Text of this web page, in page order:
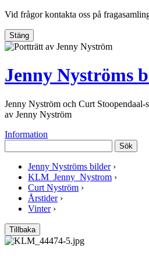
Vid frågor kontakta oss på
Stäng
Jenny Nyströms
Jenny Nyström och Curt Stoopendaal-
av Jenny Nyström
Information
Sök
Jenny Nyströms bilder ›
KLM_Jenny_Nystrom ›
Curt Nyström ›
Årstider ›
Vinter ›
Tillbaka